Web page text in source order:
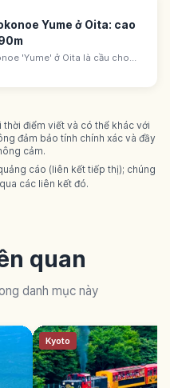
Yume ở Oita: cao
'Yume' ở Oita là cầu cho
173m, dài 390m. Ngắm thác
điểm viết và có thể khác với
đảm bảo tính chính xác và đầy
cảm.
cáo (liên kết tiếp thị); chúng
các liên kết đó.
quan
danh mục này
Kyoto